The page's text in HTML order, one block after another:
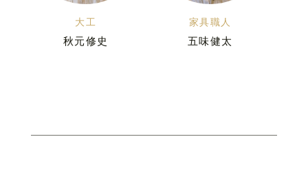
大工
秋元修史
家具職人
五味健太